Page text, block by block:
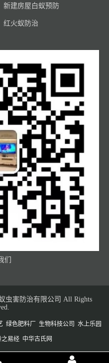
新建房屋白蚁预防
红火蚁防治
们
虫害防治有限公司 All Rights
绿色肥料厂 生物科技公司 水上乐园
之易经 中华古氏网